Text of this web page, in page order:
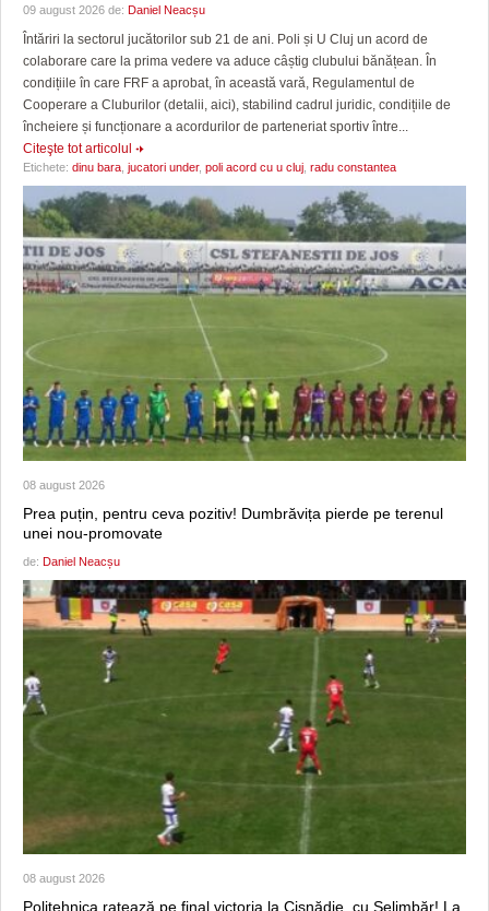
09 august 2026 de: Daniel Neacșu
Întăriri la sectorul jucătorilor sub 21 de ani. Poli și U Cluj un acord de
colaborare care la prima vedere va aduce câștig clubului bănățean. În
condițiile în care FRF a aprobat, în această vară, Regulamentul de
Cooperare a Cluburilor (detalii, aici), stabilind cadrul juridic, condițiile de
încheiere și funcționare a acordurilor de parteneriat sportiv între...
Citeşte tot articolul
Etichete: dinu bara jucatori under, poli acord cu u cluj radu constantea
08 august 2026
Prea puțin, pentru ceva pozitiv! Dumbrăvița pierde pe terenul
unei nou-promovate
de: Daniel Neacșu
08 august 2026
Politehnica ratează pe final victoria la Cisnădie, cu Șelimbăr! La